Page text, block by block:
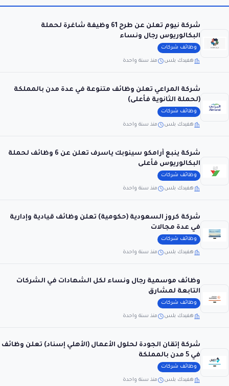
شركة نيوم تعلن عن طرح 61 وظيفة شاغرة لحملة
البكالوريوس رجال ونساء
وظائف شركات
هفيدك بلس منذ سنة واحدة
شركة المراعي تعلن وظائف متنوعة في عدة مدن بالمملكة
(لحملة الثانوية فأعلى)
وظائف شركات
هفيدك بلس منذ سنة واحدة
شركة ينبع أرامكو سينوبك ياسرف تعلن عن 6 وظائف لحملة
البكالوريوس فأعلى
وظائف شركات
هفيدك بلس منذ سنة واحدة
شركة كروز السعودية (حكومية) تعلن وظائف قيادية وإدارية
في عدة مجالات
وظائف شركات
هفيدك بلس منذ سنة واحدة
وظائف موسمية رجال ونساء لكل الشهادات في الشركات
التابعة لمشارق
وظائف شركات
هفيدك بلس منذ سنة واحدة
شركة إتقان الجودة لحلول الأعمال (الأهلي إسناد) تعلن وظائف
في 5 مدن بالمملكة
وظائف شركات
هفيدك بلس منذ سنة واحدة